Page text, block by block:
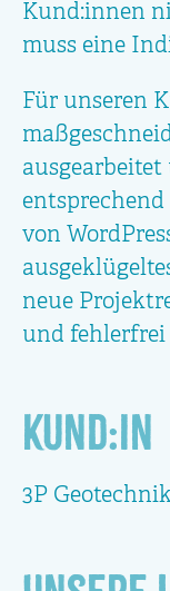
Kund:innen
muss eine
Für unseren
ausgearbeitet
von
neue
und fehlerfrei
Kund:in
3P